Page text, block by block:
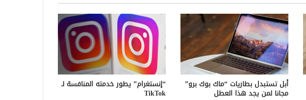
أبل تستبدل بطاريات “ماك بوك برو”
مجانا لمن يجد هذا العطل
“إنستغرام” يطور خدمته المنافسة لـ
TikTok